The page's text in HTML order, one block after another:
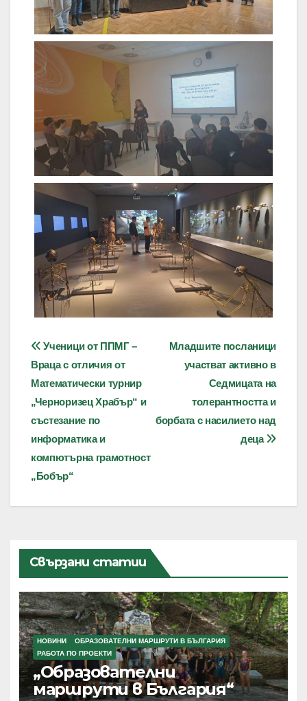
Навигация
Младшите посланици
участват активно в
Седмицата на
толерантността и
борбата с насилието над
деца
Ученици от ППМГ –
Враца с отличия от
Математически турнир
„Черноризец Храбър“ и
състезание по
информатика и
компютърна грамотност
„Бобър“
Свързани статии
НОВИНИ
ОБРАЗОВАТЕЛНИ МАРШРУТИ В БЪЛГАРИЯ
РАБОТА ПО ПРОЕКТИ
„Образователни
маршрути в България“